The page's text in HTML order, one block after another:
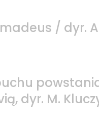
/ dyr.
dyr. M.